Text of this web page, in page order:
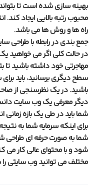
بهینه سازی شده است تا
محبوب رتبه بالایی ایجاد
راه ها و روش ها می باشد.
جمع بندی در رابطه با طراحی
در حالت کلی اگر می خواهید
مهاجرتی خود داشته باشید تا
سطح دیگری برسانید، باید
دیگر معرفی یک وب سایت
شما باید در طی یک بازه زمانی
برای اینکه سرمایه شما به
شما به صورت حرفه ای طراحی
شود و با محتوای عالی کار
مختلف می توانید وب سایتی را